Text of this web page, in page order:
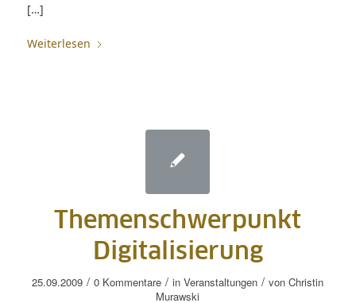
[…]
Weiterlesen
Themenschwerpunkt
Digitalisierung
25.09.2009 / 0 Kommentare / inVeranstaltungen / vonChristin
Murawski